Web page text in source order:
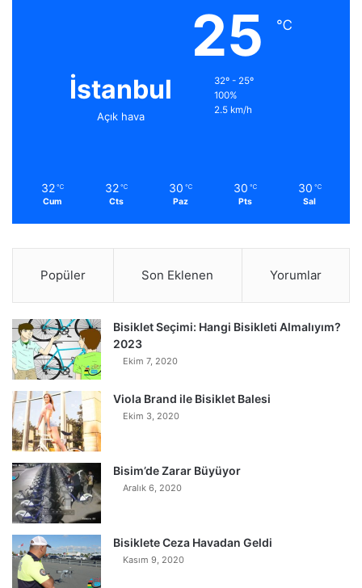
İstanbul
Açık hava
25 ℃
32º - 25º
100%
2.5 km/h
32 ℃
Cum
32 ℃
Cts
30 ℃
Paz
30 ℃
Pts
30 ℃
Sal
Popüler Son Eklenen Yorumlar
Bisiklet Seçimi: Hangi Bisikleti Almalıyım?
2023
Ekim 7, 2020
Viola Brand ile Bisiklet Balesi
Ekim 3, 2020
Bisim’de Zarar Büyüyor
Aralık 6, 2020
Bisiklete Ceza Havadan Geldi
Kasım 9, 2020